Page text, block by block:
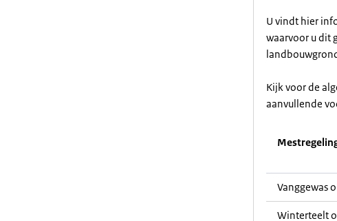
U vindt hier
waarvoor u dit
Kijk voor de
aanvullende
Vanggewas
Winterteelt